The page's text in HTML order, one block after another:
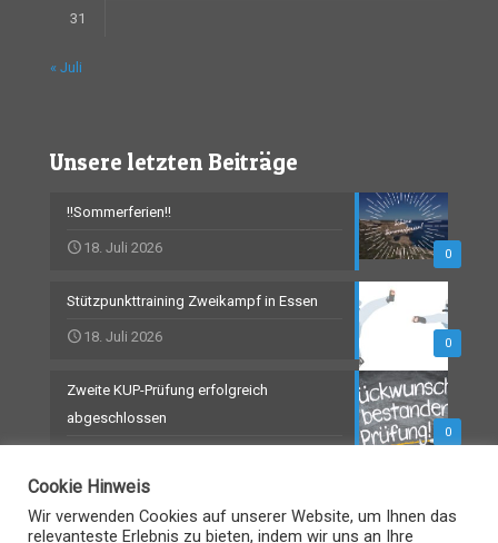
31
« Juli
Unsere letzten Beiträge
0
!!Sommerferien!!
18. Juli 2026
0
Stützpunkttraining Zweikampf in Essen
18. Juli 2026
0
Zweite KUP-Prüfung erfolgreich
abgeschlossen
Cookie Hinweis
Wir verwenden Cookies auf unserer Website, um Ihnen das
relevanteste Erlebnis zu bieten, indem wir uns an Ihre